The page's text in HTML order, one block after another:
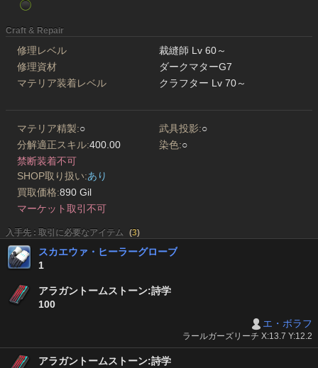
Craft & Repair
修理レベル
裁縫師 Lv 60～
修理資材
ダークマターG7
マテリア装着レベル
クラフター Lv 70～
マテリア精製:○ 武具投影:○
分解適正スキル:400.00 染色:○
禁断装着不可
SHOP取り扱い:あり
買取価格:890 Gil
マーケット取引不可
入手先 : 取引に必要なアイテム (3)
スカエウァ・ヒーラーグローブ
1
アラガントームストーン:詩学
100
エ・ボラフ
ラールガーズリーチ X:13.7 Y:12.2
アラガントームストーン:詩学